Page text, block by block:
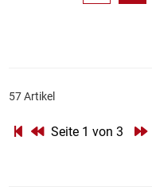
57 Artikel
Seite 1 von 3